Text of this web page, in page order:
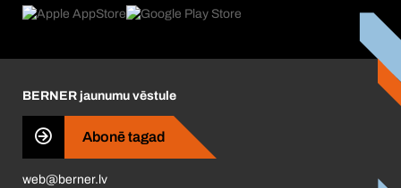
Kas mūs virza
Business Conduct
BERNER jaunumu vēstule
Abonē tagad
web@berner.lv